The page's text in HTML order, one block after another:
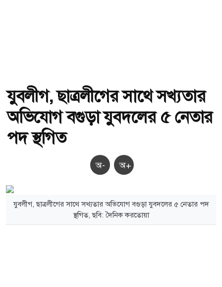
যুবলীগ, ছাত্রলীগের সাথে সখ্যতার
অভিযোগ বগুড়া যুবদলের ৫ নেতার
পদ স্থগিত
অ- অ+
যুবলীগ, ছাত্রলীগের সাথে সখ্যতার অভিযোগ বগুড়া যুবদলের ৫ নেতার পদ
স্থগিত, ছবি: দৈনিক করতোয়া